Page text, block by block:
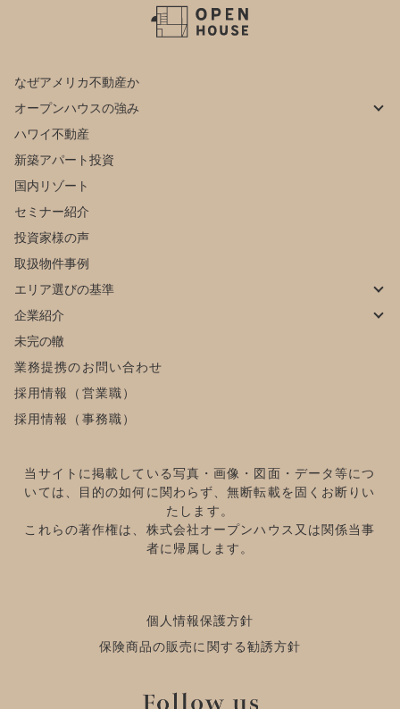
なぜアメリカ不動産か
オープンハウスの強み
ハワイ不動産
新築アパート投資
国内リゾート
セミナー紹介
投資家様の声
取扱物件事例
エリア選びの基準
企業紹介
未完の轍
業務提携のお問い合わせ
採用情報（営業職）
採用情報（事務職）
当サイトに掲載している写真・画像・図面・データ等につ
いては、目的の如何に関わらず、無断転載を固くお断りい
たします。
これらの著作権は、株式会社オープンハウス又は関係当事
者に帰属します。
個人情報保護方針
保険商品の販売に関する勧誘方針